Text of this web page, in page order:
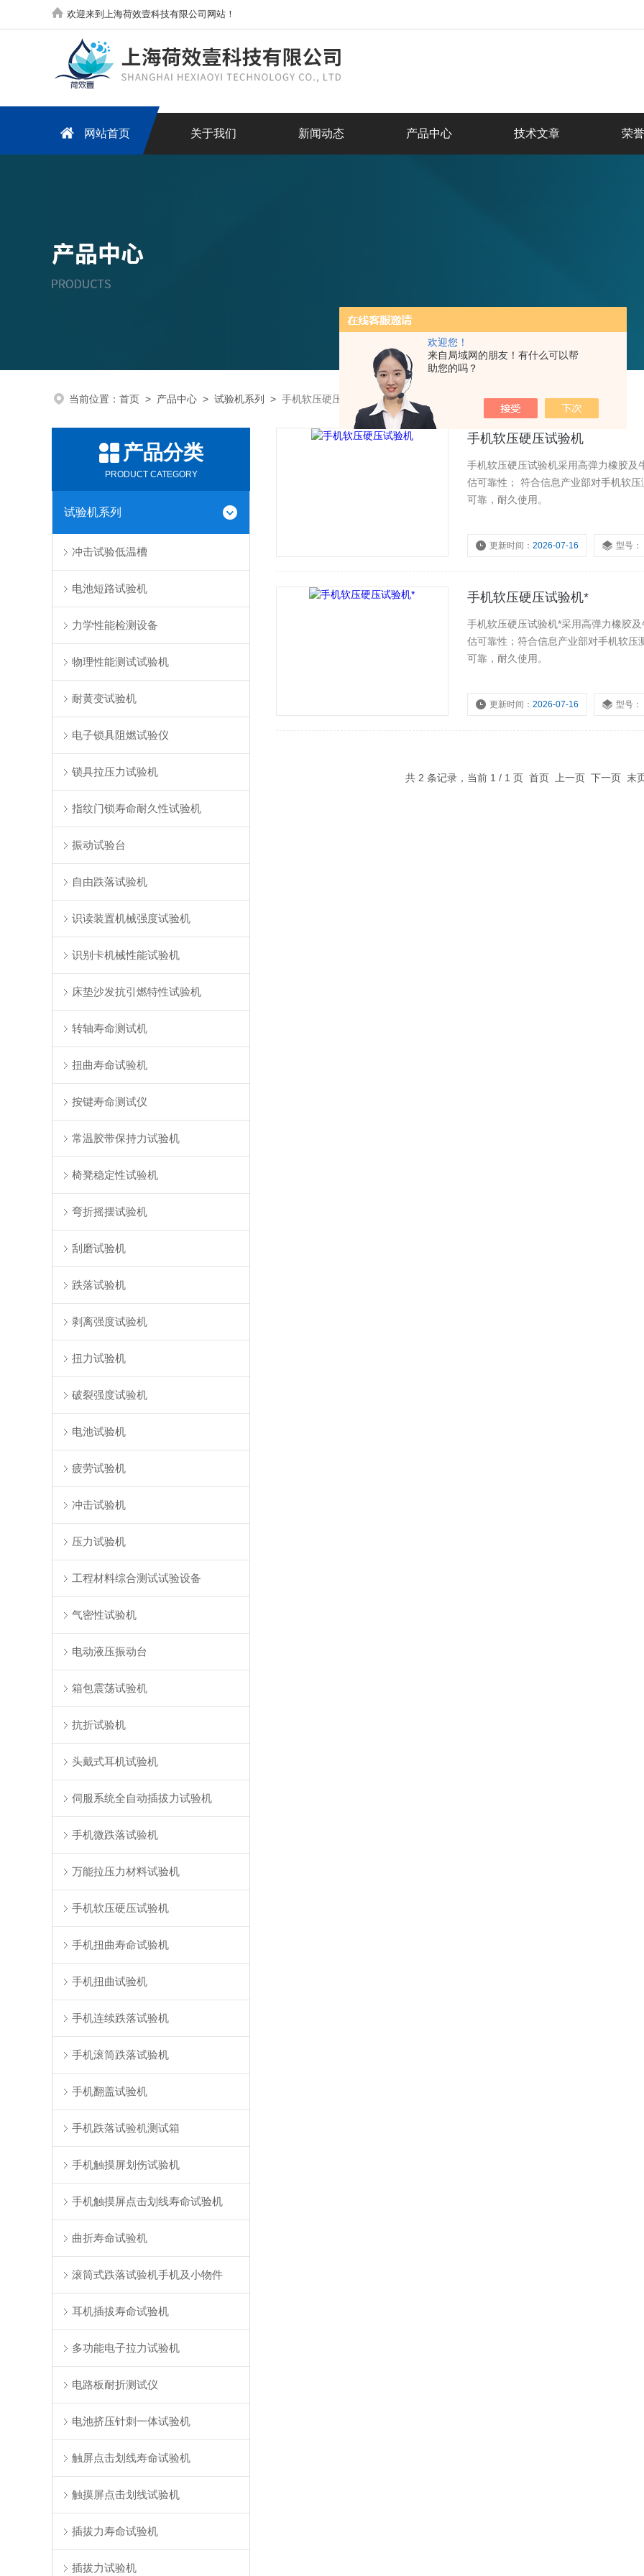
欢迎您！
来自局域网的朋友！有什么可以帮
助您的吗？
欢迎来到上海荷效壹科技有限公司网站！
网站首页 关于我们 新闻动态 产品中心 技术文章 荣
当前位置： 首页 > 产品中心 > 试验机系列 > 手机软压硬压试验机
产品分类
PRODUCT CATEGORY
试验机系列
冲击试验低温槽
电池短路试验机
力学性能检测设备
物理性能测试试验机
耐黄变试验机
电子锁具阻燃试验仪
锁具拉压力试验机
指纹门锁寿命耐久性试验机
振动试验台
自由跌落试验机
识读装置机械强度试验机
识别卡机械性能试验机
床垫沙发抗引燃特性试验机
转轴寿命测试机
扭曲寿命试验机
按键寿命测试仪
常温胶带保持力试验机
椅凳稳定性试验机
弯折摇摆试验机
刮磨试验机
跌落试验机
剥离强度试验机
扭力试验机
破裂强度试验机
电池试验机
疲劳试验机
冲击试验机
压力试验机
工程材料综合测试试验设备
气密性试验机
电动液压振动台
箱包震荡试验机
抗折试验机
头戴式耳机试验机
伺服系统全自动插拔力试验机
手机微跌落试验机
万能拉压力材料试验机
手机软压硬压试验机
手机扭曲寿命试验机
手机扭曲试验机
手机连续跌落试验机
手机滚筒跌落试验机
手机翻盖试验机
手机跌落试验机测试箱
手机触摸屏划伤试验机
手机触摸屏点击划线寿命试验机
曲折寿命试验机
滚筒式跌落试验机手机及小物件
耳机插拔寿命试验机
多功能电子拉力试验机
电路板耐折测试仪
电池挤压针刺一体试验机
触屏点击划线寿命试验机
触摸屏点击划线试验机
插拔力寿命试验机
插拔力试验机
手机软压硬压试验机
手机软压硬压试验机采用高弹力橡胶
估可靠性； 符合信息产业部对手机软
可靠，耐久使用。
更新时间：2026-07-16 型号：
手机软压硬压试验机*
手机软压硬压试验机*采用高弹力橡胶
估可靠性；符合信息产业部对手机软
可靠，耐久使用。
更新时间：2026-07-16 型号：
共 2 条记录，当前 1 / 1 页 首页 上一页 下一页 末